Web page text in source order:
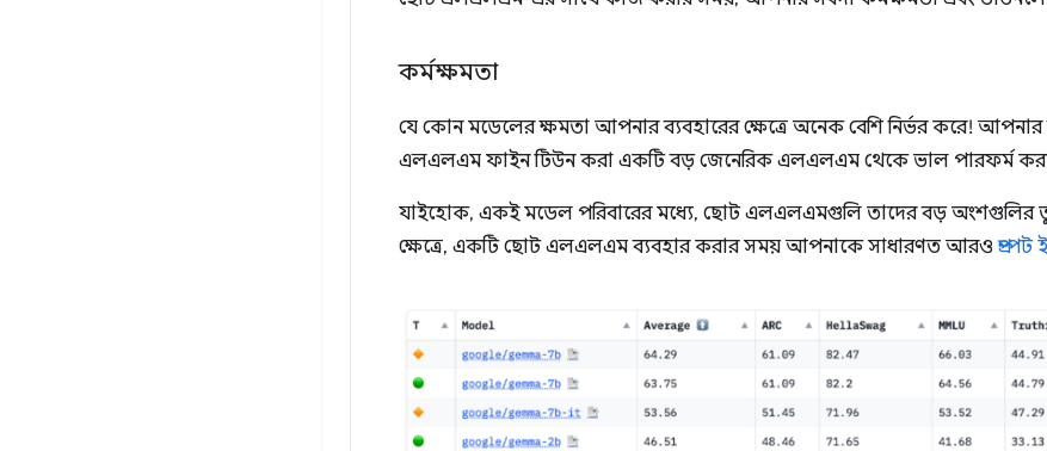
কর্মক্ষমতা
যে কোন মডেলের ক্ষমতা আপনার ব্যবহারের ক্ষেত্রে অনেক বেশি নির্ভর করে! আপনার
এলএলএম ফাইন টিউন করা একটি বড় জেনেরিক এলএলএম থেকে ভাল পারফর্ম
যাইহোক, একই মডেল পরিবারের মধ্যে, ছোট এলএলএমগুলি তাদের বড় অংশগুলির
ক্ষেত্রে, একটি ছোট এলএলএম ব্যবহার করার সময় আপনাকে সাধারণত আরওপ্রম্পট